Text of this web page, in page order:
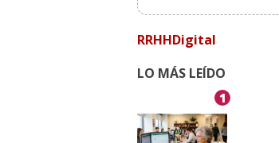
RRHHDigital
LO MÁS LEÍDO
1